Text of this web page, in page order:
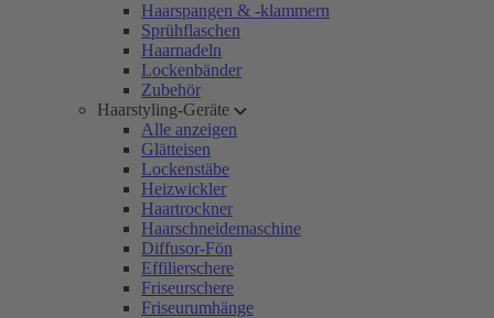
Haarspangen & -klammern
Sprühflaschen
Haarnadeln
Lockenbänder
Zubehör
Haarstyling-Geräte
Alle anzeigen
Glätteisen
Lockenstäbe
Heizwickler
Haartrockner
Haarschneidemaschine
Diffusor-Fön
Effilierschere
Friseurschere
Friseurumhänge